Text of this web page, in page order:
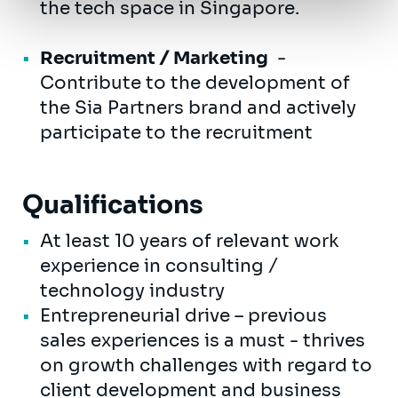
the tech space in Singapore.
Recruitment / Marketing -
Contribute to the development of
the Sia Partners brand and actively
participate to the recruitment
Qualifications
At least 10 years of relevant work
experience in consulting /
technology industry
Entrepreneurial drive – previous
sales experiences is a must - thrives
on growth challenges with regard to
client development and business